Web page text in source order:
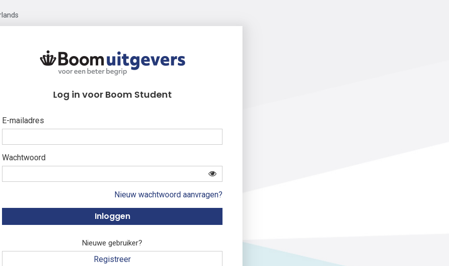
Log in voor Boom Student
E-mailadres
Wachtwoord
Nieuw wachtwoord aanvragen?
Nieuwe gebruiker?
Registreer